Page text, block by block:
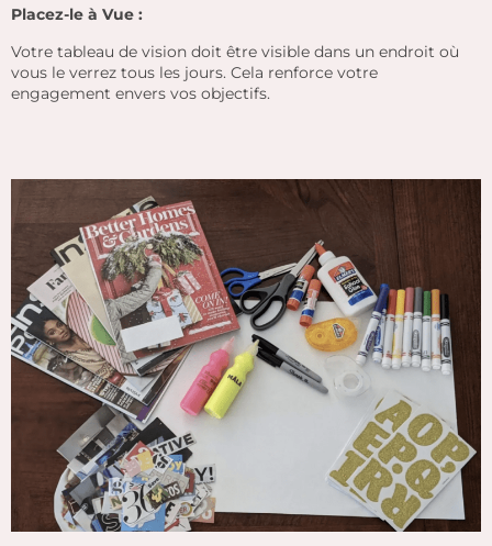
Placez-le à Vue :
Votre tableau de vision doit être visible dans un endroit où
vous le verrez tous les jours. Cela renforce votre
engagement envers vos objectifs.